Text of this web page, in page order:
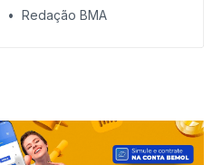
Redação BMA